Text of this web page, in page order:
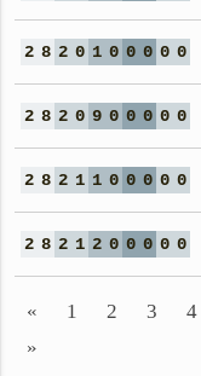
2 8 2 0 1 0 0 0 0 0
2 8 2 0 9 0 0 0 0 0
2 8 2 1 1 0 0 0 0 0
2 8 2 1 2 0 0 0 0 0
« 1 2 3 4
»